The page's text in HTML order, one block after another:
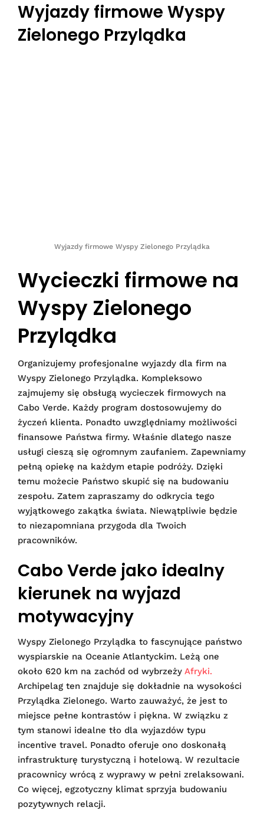
Wyjazdy firmowe Wyspy
Zielonego Przylądka
Wyjazdy firmowe Wyspy Zielonego Przylądka
Wycieczki firmowe na
Wyspy Zielonego
Przylądka
Organizujemy profesjonalne wyjazdy dla firm na
Wyspy Zielonego Przylądka. Kompleksowo
zajmujemy się obsługą wycieczek firmowych na
Cabo Verde. Każdy program dostosowujemy do
życzeń klienta. Ponadto uwzględniamy możliwości
finansowe Państwa firmy. Właśnie dlatego nasze
usługi cieszą się ogromnym zaufaniem. Zapewniamy
pełną opiekę na każdym etapie podróży. Dzięki
temu możecie Państwo skupić się na budowaniu
zespołu. Zatem zapraszamy do odkrycia tego
wyjątkowego zakątka świata. Niewątpliwie będzie
to niezapomniana przygoda dla Twoich
pracowników.
Cabo Verde jako idealny
kierunek na wyjazd
motywacyjny
Wyspy Zielonego Przylądka to fascynujące państwo
wyspiarskie na Oceanie Atlantyckim. Leżą one
około 620 km na zachód od wybrzeży Afryki.
Archipelag ten znajduje się dokładnie na wysokości
Przylądka Zielonego. Warto zauważyć, że jest to
miejsce pełne kontrastów i piękna. W związku z
tym stanowi idealne tło dla wyjazdów typu
incentive travel. Ponadto oferuje ono doskonałą
infrastrukturę turystyczną i hotelową. W rezultacie
pracownicy wrócą z wyprawy w pełni zrelaksowani.
Co więcej, egzotyczny klimat sprzyja budowaniu
pozytywnych relacji.